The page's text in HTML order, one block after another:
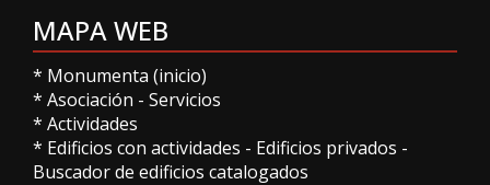
MAPA WEB
* Monumenta (inicio)
* Asociación - Servicios
* Actividades
* Edificios con actividades - Edificios privados -
Buscador de edificios catalogados